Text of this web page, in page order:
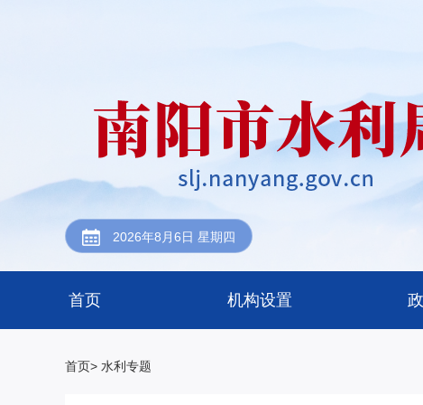
2026年8月6日 星期四
首页 机构设置
首页> 水利专题